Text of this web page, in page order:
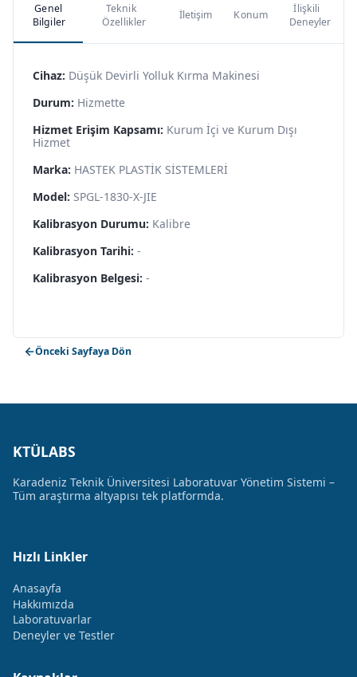
Genel
Bilgiler
Teknik
Özellikler
İletişim Konum
İlişkili
Deneyler
Cihaz: Düşük Devirli Yolluk Kırma Makinesi
Durum: Hizmette
Hizmet Erişim Kapsamı: Kurum İçi ve Kurum Dışı
Hizmet
Marka: HASTEK PLASTİK SİSTEMLERİ
Model: SPGL-1830-X-JIE
Kalibrasyon Durumu: Kalibre
Kalibrasyon Tarihi: -
Kalibrasyon Belgesi: -
Önceki Sayfaya Dön
KTÜLABS
Karadeniz Teknik Üniversitesi Laboratuvar Yönetim Sistemi –
Tüm araştırma altyapısı tek platformda.
Hızlı Linkler
Anasayfa
Hakkımızda
Laboratuvarlar
Deneyler ve Testler